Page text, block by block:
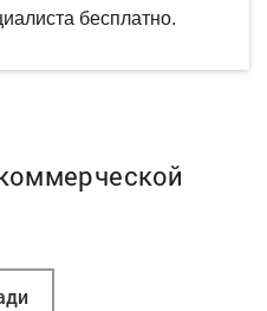
бесплатно.